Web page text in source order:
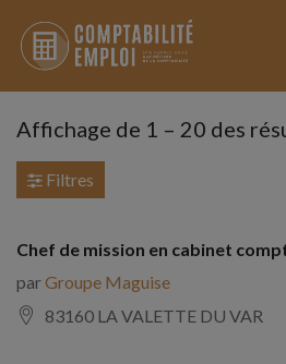
Affichage de 1 – 20 des
Filtres
Chef de mission en cabinet
parGroupe Maguise
83160 LA VALETTE DU VAR